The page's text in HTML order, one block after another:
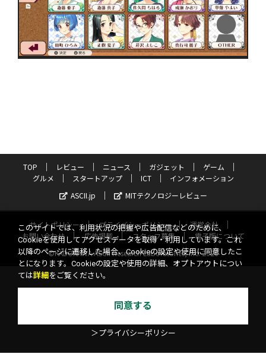
TOP レビュー ニュース ガジェット
ゲーム
グルメ
スタートアップ ICT
インフォメーション
ASCII.jp
MITテクノロジーレビュー
サイトポリシー プライバシーポリシー
運営会社
お問い合わせ
広告掲載 スタッフ募集
電子版について
©KADOKAWA ASCII Research Laboratories, Inc. 2026
このサイトでは、利用状況の把握や広告配信などのために、
Cookieを使用してアクセスデータを取得・利用しています。これ
以降のページに遷移した場合、Cookieの設定や使用に同意したこ
とになります。Cookieの設定や使用の詳細、オプトアウトについ
ては詳細 をご覧ください。
同意する
＞プライバシーポリシー